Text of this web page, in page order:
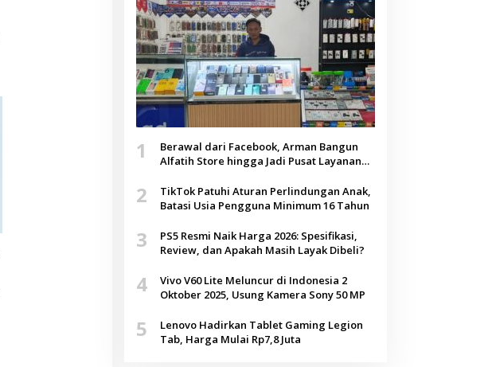
1
Berawal dari Facebook, Arman Bangun
Alfatih Store hingga Jadi Pusat Layanan
2
TikTok Patuhi Aturan Perlindungan Anak,
Batasi Usia Pengguna Minimum 16 Tahun
3
PS5 Resmi Naik Harga 2026: Spesifikasi,
Review, dan Apakah Masih Layak Dibeli?
4
Vivo V60 Lite Meluncur di Indonesia 2
Oktober 2025, Usung Kamera Sony 50 MP
5
Lenovo Hadirkan Tablet Gaming Legion
Tab, Harga Mulai Rp7,8 Juta